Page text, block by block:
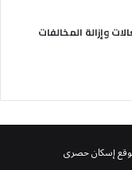
وإزالة المخالفات
إسكان حصرى